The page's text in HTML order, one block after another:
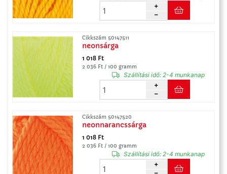
Cikkszám 50147511
neonsárga
1 018 Ft
2 036 Ft / 100 gramm
Szállítási idő:2-4 munkanap
Cikkszám 50147520
neonnarancssárga
1 018 Ft
2 036 Ft / 100 gramm
Szállítási idő:2-4 munkanap